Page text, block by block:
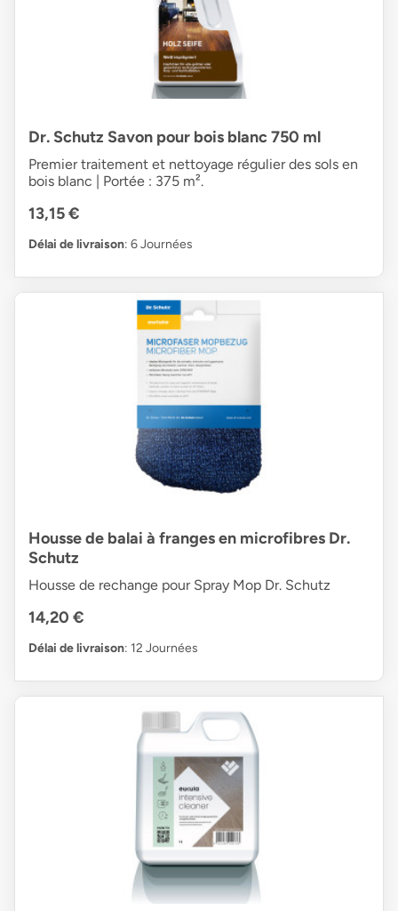
Dr. Schutz Savon pour bois blanc 750 ml
Premier traitement et nettoyage régulier des sols en
bois blanc | Portée : 375 m².
13,15 €
Délai de livraison: 6 Journées
Housse de balai à franges en microfibres Dr.
Schutz
Housse de rechange pour Spray Mop Dr. Schutz
14,20 €
Délai de livraison: 12 Journées